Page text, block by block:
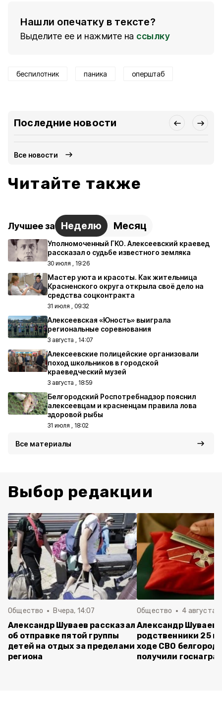
Нашли опечатку в тексте?
Выделите ее и нажмите на ссылку
беспилотник паника оперштаб
Последние новости
Все новости
Читайте также
Лучшее за Неделю Месяц
Уполномоченный ГКО. Алексеевский краевед
рассказал о судьбе известного земляка
30 июля , 19:26
Мастер уюта и красоты. Как жительница
Красненского округа открыла своё дело на
средства соцконтракта
31 июля , 09:32
Алексеевская «Юность» выиграла
региональные соревнования
3 августа , 14:07
Алексеевские полицейские организовали
поход школьников в городской
краеведческий музей
3 августа , 18:59
Белгородский Роспотребнадзор пояснил
алексеевцам и красненцам правила лова
здоровой рыбы
31 июля , 18:02
Все материалы
Выбор редакции
Общество Вчера, 14:07
Александр Шуваев рассказал
об отправке пятой группы
детей на отдых за пределами
региона
Общество 4 августа ,
Александр Шуваев:
родственники 25
ходе СВО
получили